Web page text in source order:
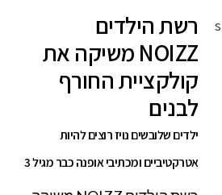
רשת הילדים
NOIZZ משיקה את
קולקציית החורף
לבנים
ילדים שלובשים נויז רוצים להיות
אטרקטיביים ומכתיבי אופנה כבר מגיל 3